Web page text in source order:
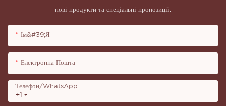
нові продукти та спеціальні пропозиції.
Ім&#39;я
Електронна Пошта
+1
Телефон/WhatsApp